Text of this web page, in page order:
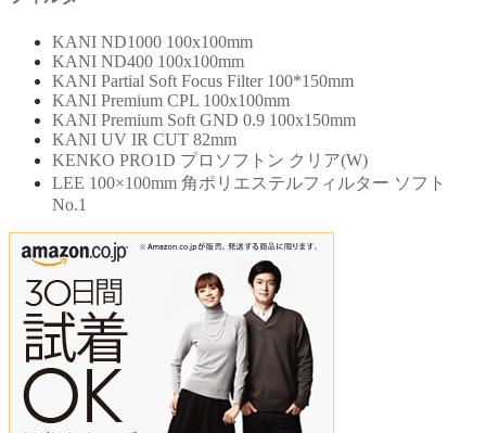
KANI ND1000 100x100mm
KANI ND400 100x100mm
KANI Partial Soft Focus Filter 100*150mm
KANI Premium CPL 100x100mm
KANI Premium Soft GND 0.9 100x150mm
KANI UV IR CUT 82mm
KENKO PRO1D プロソフトン クリア(W)
LEE 100×100mm 角ポリエステルフィルター ソフト
No.1